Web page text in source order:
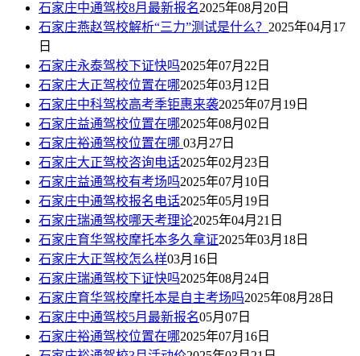
石家庄中通驾校8月最新报名2025年08月20日
石家庄燕赵驾校解析“三力”测试是什么？ 2025年04月17
日
石家庄永泰驾校下证快吗2025年07月22日
石家庄大正驾校位置在哪2025年03月12日
石家庄中科驾校高考季钜惠来袭2025年07月19日
石家庄益通驾校位置在哪2025年08月02日
石家庄裕通驾校位置在哪 03月27日
石家庄大正驾校咨询电话2025年02月23日
石家庄益通驾校有考场吗2025年07月10日
石家庄中通驾校报名电话2025年05月19日
石家庄瑞通驾校哪天考理论2025年04月21日
石家庄育华驾校摩托本多久拿证2025年03月18日
石家庄大正驾校怎么样03月16日
石家庄瑞通驾校下证快吗2025年08月24日
石家庄育华驾校摩托本是自主考场吗2025年08月28日
石家庄中通驾校5月最新报名05月07日
石家庄裕通驾校位置在哪2025年07月16日